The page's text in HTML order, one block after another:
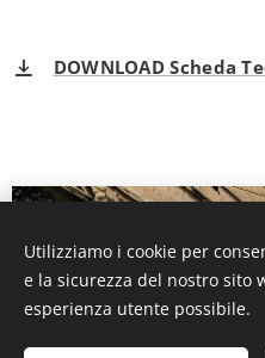
Analisi e
WhatsApp
Chatta con noi
DOWNLOAD Scheda
Utilizziamo i cookie per
e la sicurezza del nostro sito
esperienza utente possibile.